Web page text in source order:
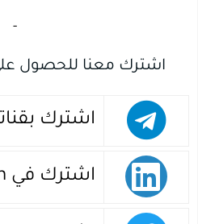
-‏
اشترك معنا للحصول
اشترك
اشترك في linkein